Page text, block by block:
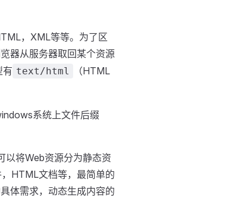
，XML等等。为了区
器从服务器取回某个资源
有 text/html
（HTML
系统上文件后缀
以将Web资源分为静态资
HTML文档等，最简单的
体需求，动态生成内容的